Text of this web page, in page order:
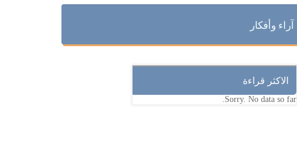
آراء وأفكار
الاكثر قراءة
Sorry. No data so far.